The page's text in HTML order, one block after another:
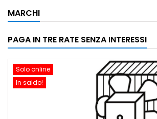
MARCHI
PAGA IN TRE RATE SENZA INTERESSI
Solo online
In saldo!